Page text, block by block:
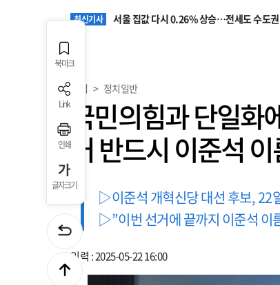
최신기사 서울 집값 다시 0.26% 상승…전세도 수도
최신기사
북마크
Link
인쇄
글자크기
정치 > 정치일반
국민의힘과 단일화
거 반드시 이준석
▷이준석 개혁신당 대선 후보, 22
▷”이번 선거에 끝까지 이준석 이
입력 : 2025-05-22 16:00